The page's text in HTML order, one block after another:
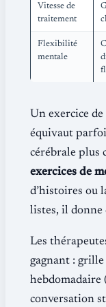
Vitesse de
traitement
Flexibilité
mentale
Un exercice
équivaut
cérébrale plus
exercices de
d’histoires ou
listes, il donne
Les
gagnant :
hebdomadaire
conversation